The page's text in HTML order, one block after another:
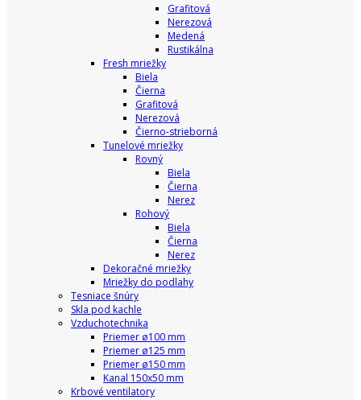
Grafitová
Nerezová
Medená
Rustikálna
Fresh mriežky
Biela
Čierna
Grafitová
Nerezová
Čierno-strieborná
Tunelové mriežky
Rovný
Biela
Čierna
Nerez
Rohový
Biela
Čierna
Nerez
Dekoračné mriežky
Mriežky do podlahy
Tesniace šnúry
Skla pod kachle
Vzduchotechnika
Priemer ø100 mm
Priemer ø125 mm
Priemer ø150 mm
Kanal 150x50 mm
Krbové ventilatory